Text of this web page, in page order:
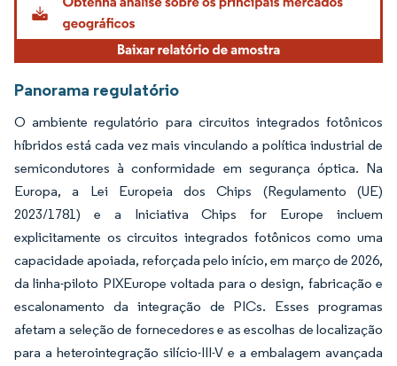
Panorama regulatório
O ambiente regulatório para circuitos integrados fotônicos
híbridos está cada vez mais vinculando a política industrial de
semicondutores à conformidade em segurança óptica. Na
Europa, a Lei Europeia dos Chips (Regulamento (UE)
2023/1781) e a Iniciativa Chips for Europe incluem
explicitamente os circuitos integrados fotônicos como uma
capacidade apoiada, reforçada pelo início, em março de 2026,
da linha-piloto PIXEurope voltada para o design, fabricação e
escalonamento da integração de PICs. Esses programas
afetam a seleção de fornecedores e as escolhas de localização
para a heterointegração silício-III-V e a embalagem avançada